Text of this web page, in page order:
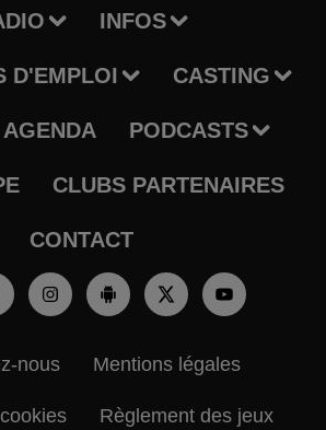
INFOS
D'EMPLOI CASTING
AGENDA PODCASTS
CLUBS PARTENAIRES
CONTACT
nous Mentions légales
Règlement des jeux